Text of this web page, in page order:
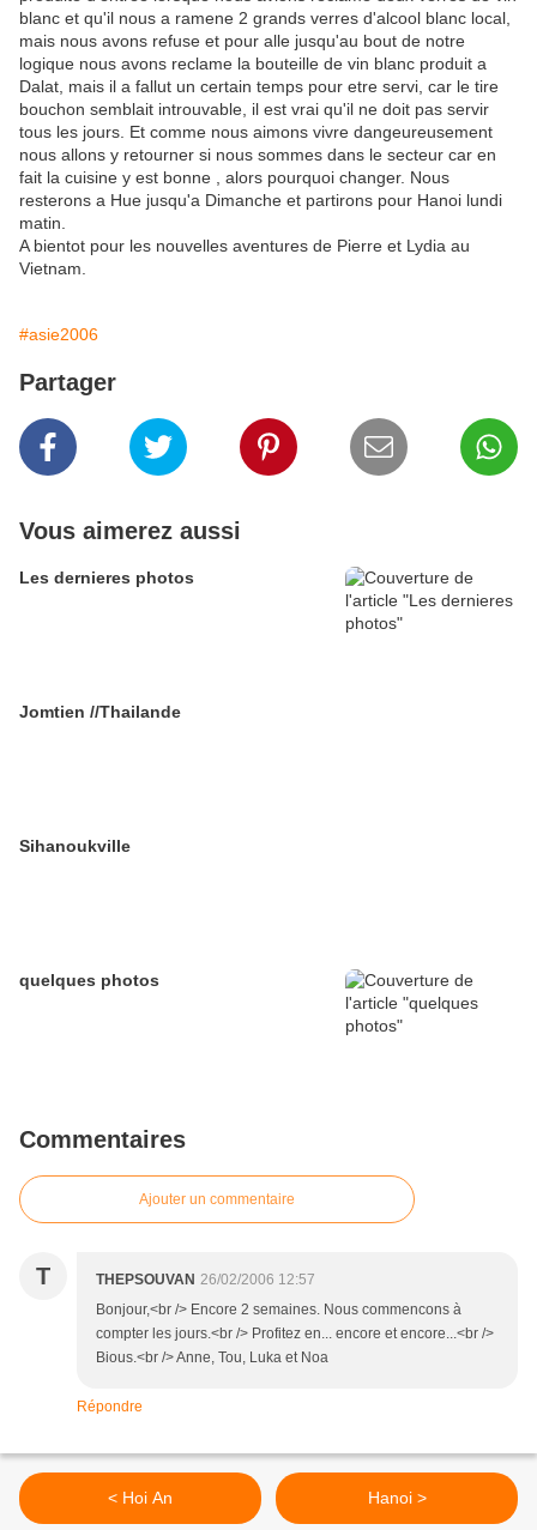
blanc et qu'il nous a ramene 2 grands verres d'alcool blanc local,
mais nous avons refuse et pour alle jusqu'au bout de notre
logique nous avons reclame la bouteille de vin blanc produit a
Dalat, mais il a fallut un certain temps pour etre servi, car le tire
bouchon semblait introuvable, il est vrai qu'il ne doit pas servir
tous les jours. Et comme nous aimons vivre dangeureusement
nous allons y retourner si nous sommes dans le secteur car en
fait la cuisine y est bonne , alors pourquoi changer. Nous
resterons a Hue jusqu'a Dimanche et partirons pour Hanoi lundi
matin.
A bientot pour les nouvelles aventures de Pierre et Lydia au
Vietnam.
#asie2006
Partager
Vous aimerez aussi
Les dernieres photos
Jomtien //Thailande
Sihanoukville
quelques photos
Commentaires
Ajouter un commentaire
T THEPSOUVAN 26/02/2006 12:57
Bonjour,<br /> Encore 2 semaines. Nous commencons à
compter les jours.<br /> Profitez en... encore et encore...<br />
Bious.<br /> Anne, Tou, Luka et Noa
Répondre
< Hoi An Hanoi >